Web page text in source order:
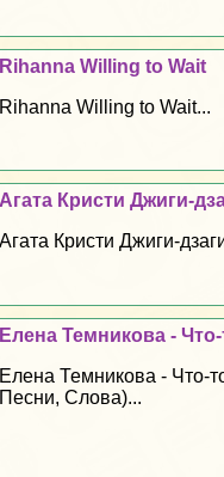
Rihanna Willing to Wait
Rihanna Willing to Wait...
Агата Кристи Джиги-
Агата Кристи Джиги-
Елена Темникова -
Елена Темникова - Что-
Песни, Слова)...